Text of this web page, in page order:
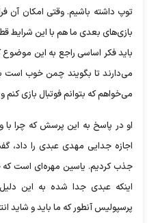
توپ داشته باشیم. وقتی امکان آن
بازی‌های بعدی ما هم با این شرایط
باید فکر اساسی راجع به این موضوع
می‌دارند تا بگویند چمن خوب است
می‌خواهم که بتوانم فوتبال بازی
او در پاسخ به این پرسش که چرا
اجازه جدایی مهدی عبدی را داد،
جذب کردیم. یاسین مهره‌ای است که
اینکه عبدی جدا شده به این
پرسپولیس آنطور که ما باید و شاید